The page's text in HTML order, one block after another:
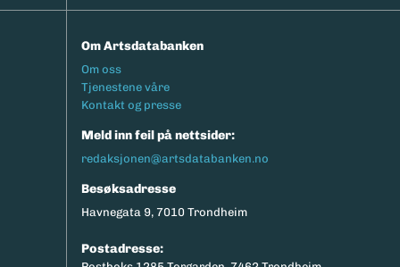
Om Artsdatabanken
Footermeny
Om oss
Tjenestene våre
Kontakt og presse
Meld inn feil på nettsider:
redaksjonen@artsdatabanken.no
Besøksadresse
Havnegata 9, 7010 Trondheim
Postadresse: